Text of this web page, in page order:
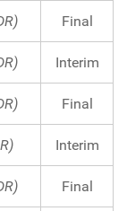
Final
Interim
Final
Interim
Final